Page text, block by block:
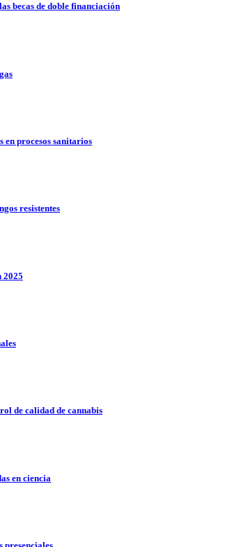
becas de doble financiación
en procesos sanitarios
resistentes
2025
de calidad de cannabis
en ciencia